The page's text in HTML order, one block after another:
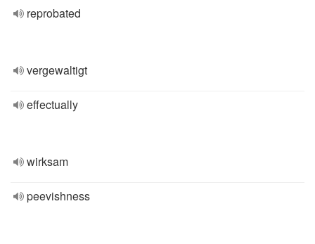
reprobated
vergewaltigt
effectually
wirksam
peevishness